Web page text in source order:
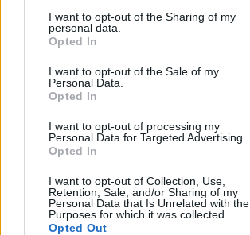
I want to opt-out of the Sharing of my
personal data.
Opted In
I want to opt-out of the Sale of my
Personal Data.
Opted In
I want to opt-out of processing my
Personal Data for Targeted Advertising.
Opted In
I want to opt-out of Collection, Use,
Retention, Sale, and/or Sharing of my
Personal Data that Is Unrelated with the
Purposes for which it was collected.
Opted Out